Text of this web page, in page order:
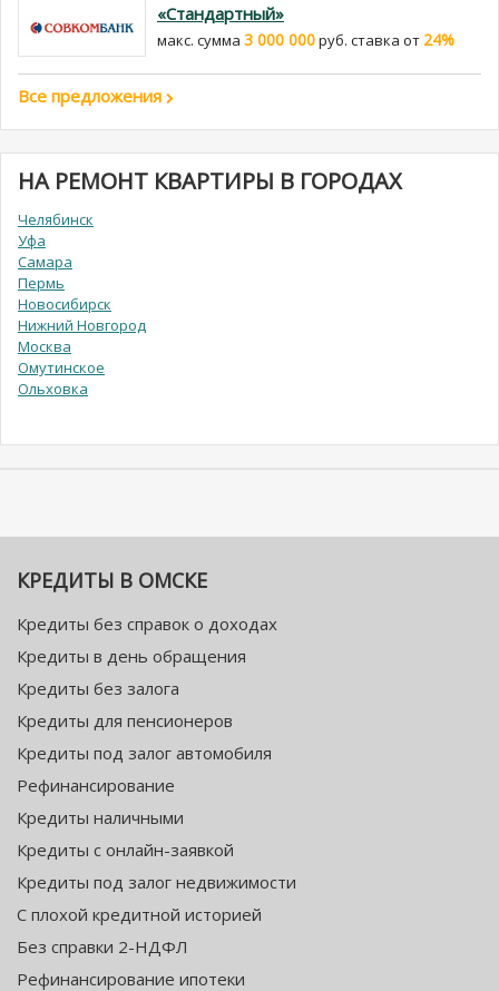
«Стандартный»
макс. сумма 3 000 000руб. cтавка от 24%
Все предложения
НА РЕМОНТ КВАРТИРЫ В ГОРОДАХ
Челябинск
Уфа
Самара
Пермь
Новосибирск
Нижний Новгород
Москва
Омутинское
Ольховка
КРЕДИТЫ В ОМСКЕ
Кредиты без справок о доходах
Кредиты в день обращения
Кредиты без залога
Кредиты для пенсионеров
Кредиты под залог автомобиля
Рефинансирование
Кредиты наличными
Кредиты с онлайн-заявкой
Кредиты под залог недвижимости
С плохой кредитной историей
Без справки 2-НДФЛ
Рефинансирование ипотеки